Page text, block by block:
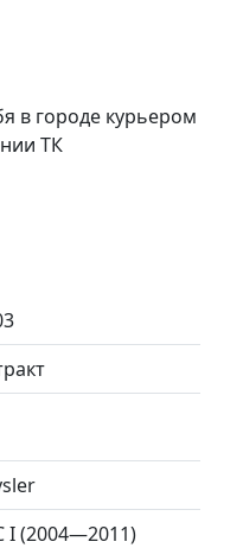
в городе курьером
ТК
I (2004—2011)